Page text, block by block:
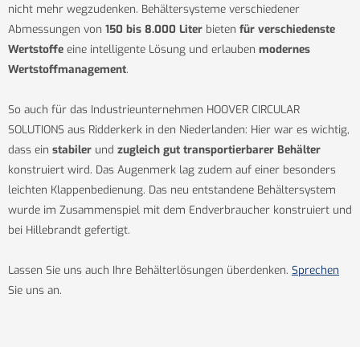
nicht mehr wegzudenken. Behältersysteme verschiedener
Abmessungen von 150 bis 8.000 Liter bieten für verschiedenste
Wertstoffe eine intelligente Lösung und erlauben modernes
Wertstoffmanagement.
So auch für das Industrieunternehmen HOOVER CIRCULAR
SOLUTIONS aus Ridderkerk in den Niederlanden: Hier war es wichtig,
dass ein stabiler und zugleich gut transportierbarer Behälter
konstruiert wird. Das Augenmerk lag zudem auf einer besonders
leichten Klappenbedienung. Das neu entstandene Behältersystem
wurde im Zusammenspiel mit dem Endverbraucher konstruiert und
bei Hillebrandt gefertigt.
Lassen Sie uns auch Ihre Behälterlösungen überdenken. Sprechen
Sie uns an.